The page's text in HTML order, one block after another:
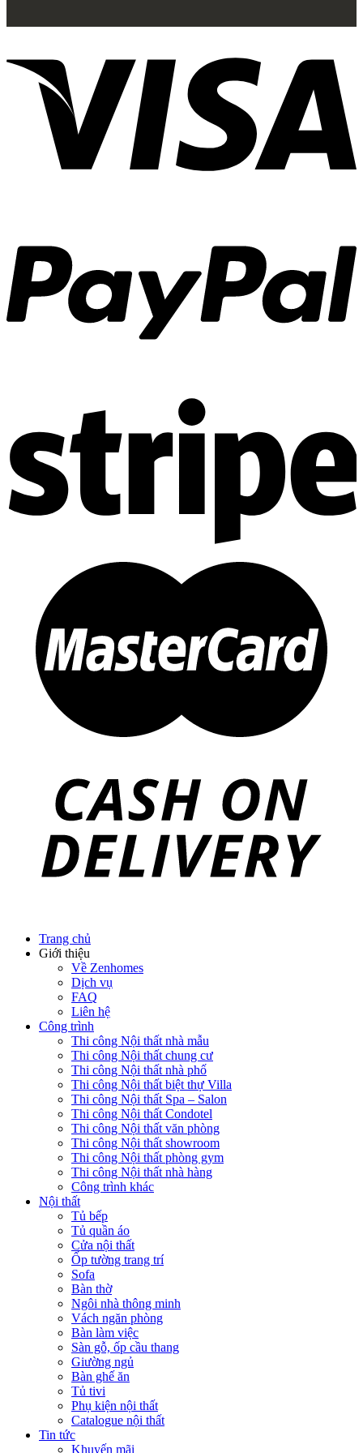
Trang chủ
Giới thiệu
Về Zenhomes
Dịch vụ
FAQ
Liên hệ
Công trình
Thi công Nội thất nhà mẫu
Thi công Nội thất chung cư
Thi công Nội thất nhà phố
Thi công Nội thất biệt thự Villa
Thi công Nội thất Spa – Salon
Thi công Nội thất Condotel
Thi công Nội thất văn phòng
Thi công Nội thất showroom
Thi công Nội thất phòng gym
Thi công Nội thất nhà hàng
Công trình khác
Nội thất
Tủ bếp
Tủ quần áo
Cửa nội thất
Ốp tường trang trí
Sofa
Bàn thờ
Ngôi nhà thông minh
Vách ngăn phòng
Bàn làm việc
Sàn gỗ, ốp cầu thang
Giường ngủ
Bàn ghế ăn
Tủ tivi
Phụ kiện nội thất
Catalogue nội thất
Tin tức
Khuyến mãi